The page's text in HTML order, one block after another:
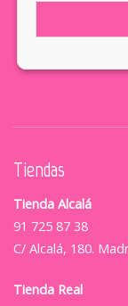
Tiendas
Tienda Alcalá
91 725 87 38
C/ Alcalá, 180.
Tienda Real